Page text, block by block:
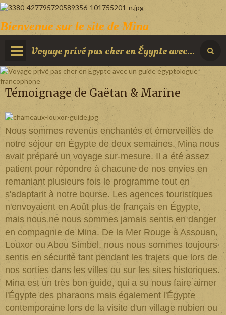
Bienvenue sur le site de Mina
Voyage privé pas cher en Égypte avec un guide egyptologue francophone
Témoignage de Gaëtan & Marine
Nous sommes revenus enchantés et émerveillés de
notre séjour en Égypte de deux semaines. Mina nous
avait préparé un voyage sur-mesure. Il a été assez
patient pour répondre à chacune de nos envies en
remaniant plusieurs fois le programme tout en
s'adaptant à notre bourse. Les agences touristiques
n'envoyaient en Août plus de français en Égypte,
mais nous ne nous sommes jamais sentis en danger
en compagnie de Mina. De la Mer Rouge à Assouan,
Louxor ou Abou Simbel, nous nous sommes toujours
sentis en sécurité tant pendant les trajets que lors de
nos sorties dans les villes ou sur les sites historiques.
Mina est un très bon guide, qui a su nous faire aimer
l'Égypte des pharaons mais également l'Égypte
contemporaine lors de la visite d'un village nubien ou